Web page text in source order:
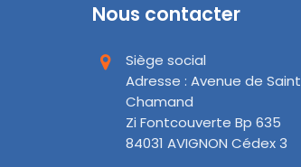
Nous contacter
Siège social
Adresse : Avenue de Saint
Chamand
Zi Fontcouverte Bp 635
84031 AVIGNON Cédex 3